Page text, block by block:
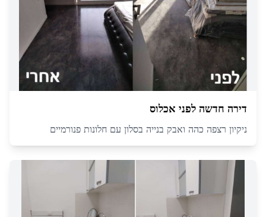
דירה חדשה לפני אכלוס
ניקיון רצפה כהה ואבק בנייה בסלון עם חלונות פנורמיים